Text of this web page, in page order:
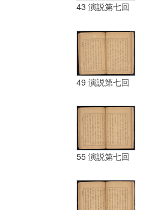
43 演説第七回
49 演説第七回
55 演説第七回